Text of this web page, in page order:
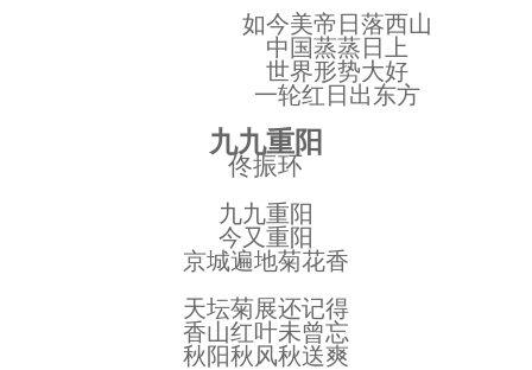
如今美帝日落西山
中国蒸蒸日上
世界形势大好
一轮红日出东方
九九重阳
佟振环
九九重阳
今又重阳
京城遍地菊花香
天坛菊展还记得
香山红叶未曾忘
秋阳秋风秋送爽